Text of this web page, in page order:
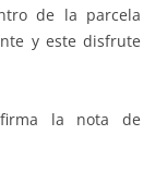
de la parcela
y este disfrute
la nota de